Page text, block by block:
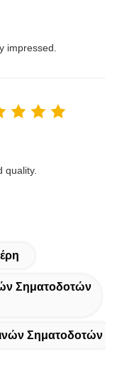
impressed.
quality.
Σηματοδοτών
Σηματοδοτών